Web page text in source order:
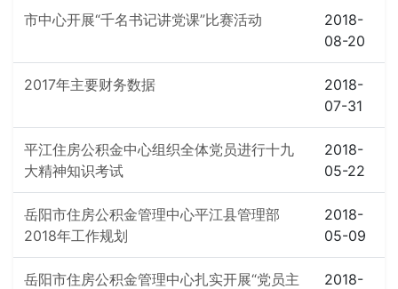
市中心开展“千名书记讲党课”比赛活动
2018-
08-20
2017年主要财务数据
2018-
07-31
平江住房公积金中心组织全体党员进行十九
大精神知识考试
2018-
05-22
岳阳市住房公积金管理中心平江县管理部
2018年工作规划
2018-
05-09
岳阳市住房公积金管理中心扎实开展“党员主
2018-